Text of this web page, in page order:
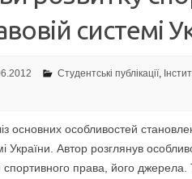
системі
Студентські публікації,
основних особливостей
України. Автор розглянув
права, його джерела.